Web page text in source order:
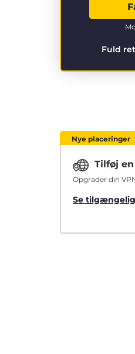
Fuld
Nye placeringer
Tilføj
Opgrader din
Se